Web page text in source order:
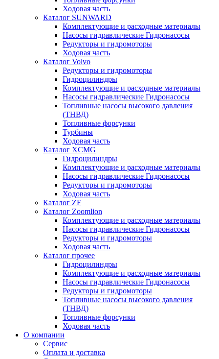
Ходовая часть
Каталог SUNWARD
Комплектующие и расходные материалы
Насосы гидравлические Гидронасосы
Редукторы и гидромоторы
Ходовая часть
Каталог Volvo
Редукторы и гидромоторы
Гидроцилиндры
Комплектующие и расходные материалы
Насосы гидравлические Гидронасосы
Топливные насосы высокого давления
(ТНВД)
Топливные форсунки
Турбины
Ходовая часть
Каталог XCMG
Гидроцилиндры
Комплектующие и расходные материалы
Насосы гидравлические Гидронасосы
Редукторы и гидромоторы
Ходовая часть
Каталог ZF
Каталог Zoomlion
Комплектующие и расходные материалы
Насосы гидравлические Гидронасосы
Редукторы и гидромоторы
Ходовая часть
Каталог прочее
Гидроцилиндры
Комплектующие и расходные материалы
Насосы гидравлические Гидронасосы
Редукторы и гидромоторы
Топливные насосы высокого давления
(ТНВД)
Топливные форсунки
Ходовая часть
О компании
Сервис
Оплата и доставка